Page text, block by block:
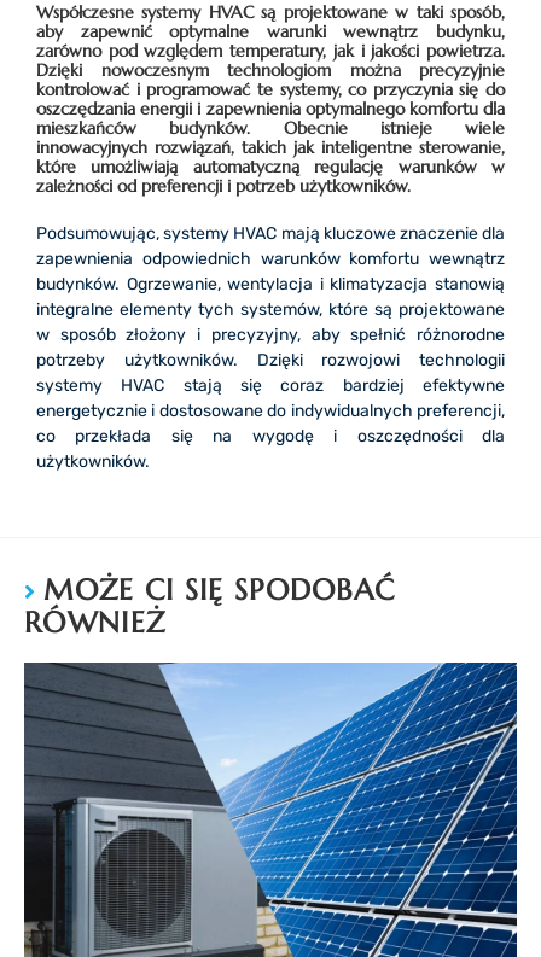
Współczesne systemy HVAC są projektowane w taki sposób,
aby zapewnić optymalne warunki wewnątrz budynku,
zarówno pod względem temperatury, jak i jakości powietrza.
Dzięki nowoczesnym technologiom można precyzyjnie
kontrolować i programować te systemy, co przyczynia się do
oszczędzania energii i zapewnienia optymalnego komfortu dla
mieszkańców budynków. Obecnie istnieje wiele
innowacyjnych rozwiązań, takich jak inteligentne sterowanie,
które umożliwiają automatyczną regulację warunków w
zależności od preferencji i potrzeb użytkowników.
Podsumowując, systemy HVAC mają kluczowe znaczenie dla
zapewnienia odpowiednich warunków komfortu wewnątrz
budynków. Ogrzewanie, wentylacja i klimatyzacja stanowią
integralne elementy tych systemów, które są projektowane
w sposób złożony i precyzyjny, aby spełnić różnorodne
potrzeby użytkowników. Dzięki rozwojowi technologii
systemy HVAC stają się coraz bardziej efektywne
energetycznie i dostosowane do indywidualnych preferencji,
co przekłada się na wygodę i oszczędności dla
użytkowników.
MOŻE CI SIĘ SPODOBAĆ
RÓWNIEŻ